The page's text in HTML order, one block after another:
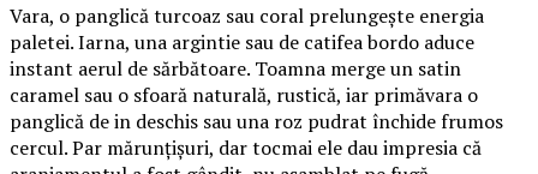
Vara, o panglică turcoaz sau coral prelungește energia
paletei. Iarna, una argintie sau de catifea bordo aduce
instant aerul de sărbătoare. Toamna merge un satin
caramel sau o sfoară naturală, rustică, iar primăvara o
panglică de in deschis sau una roz pudrat închide frumos
cercul. Par mărunțișuri, dar tocmai ele dau impresia că